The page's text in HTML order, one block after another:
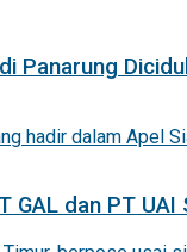
Panarung
GAL dan PT